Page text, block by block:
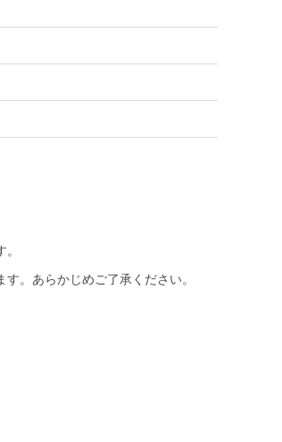
。あらかじめご了承ください。